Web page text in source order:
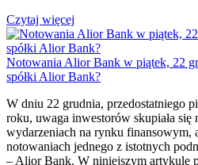
Czytaj więcej
Notowania Alior Bank w piątek, 22
spółki Alior Bank?
W dniu 22 grudnia, przedostatniego
roku, uwaga inwestorów skupiała się
wydarzeniach na rynku finansowym,
notowaniach jednego z istotnych
– Alior Bank. W niniejszym artykule